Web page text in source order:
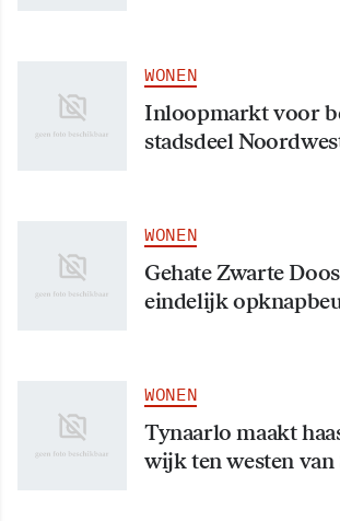
WONEN
Inloopmarkt voor
stadsdeel
WONEN
Gehate Zwarte
eindelijk
WONEN
Tynaarlo maakt
wijk ten westen van